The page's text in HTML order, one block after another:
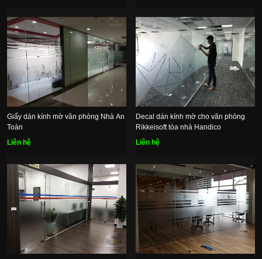
Giấy dán kính mờ văn phòng Nhà An
Toàn
Liên hệ
Decal dán kính mờ cho văn phòng
Rikkeisoft tòa nhà Handico
Liên hệ